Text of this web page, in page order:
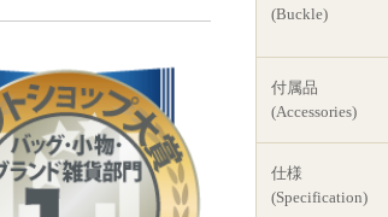
(Buckle)
付属品
(Accessories)
仕様
(Specification)